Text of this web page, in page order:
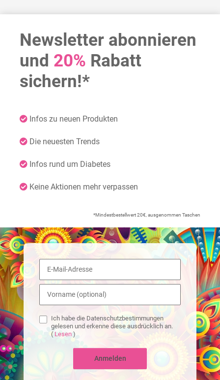
Ich habe die Datenschutzbestimmungen
gelesen und erkenne diese ausdrücklich an.
( Lesen )
Anmelden
Newsletter abonnieren
und 20% Rabatt
sichern!*
Infos zu neuen Produkten
Die neuesten Trends
Infos rund um Diabetes
Keine Aktionen mehr verpassen
*Mindestbestellwert 20€, ausgenommen Taschen